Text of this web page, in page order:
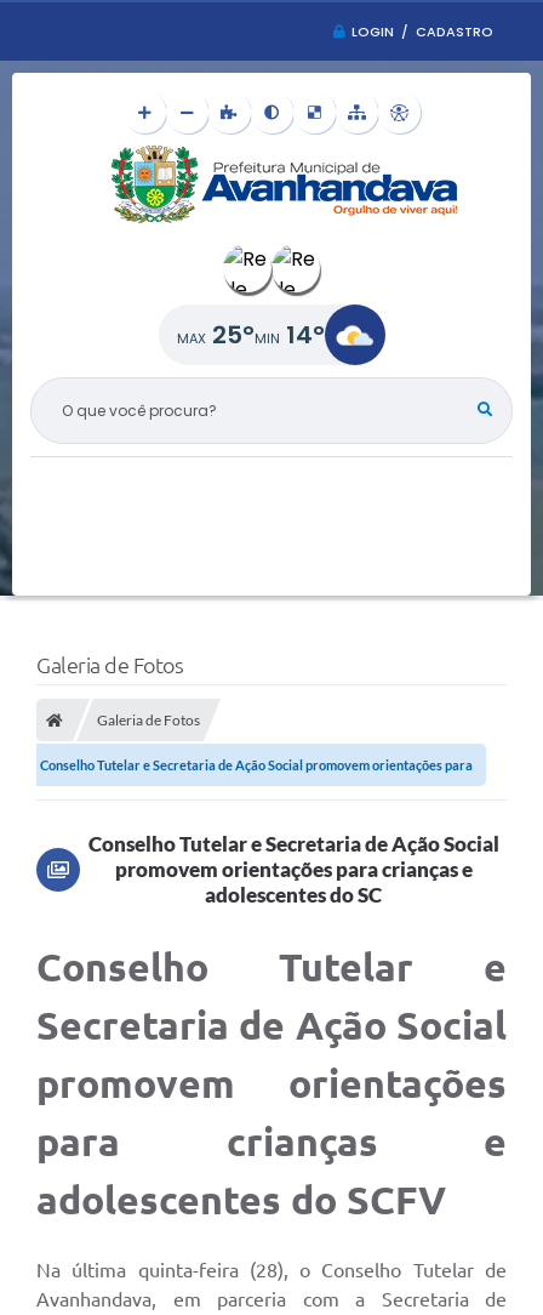
LOGIN / CADASTRO
O QUE VOCÊ PROCURA?
25° 14°
Galeria de Fotos
Galeria de Fotos
Conselho Tutelar e Secretaria de Ação Social promovem orientações para
Conselho Tutelar e Secretaria de Ação Social
promovem orientações para crianças e
adolescentes do SC
Conselho Tutelar e
Secretaria de Ação Social
promovem orientações
para crianças e
adolescentes do SCFV
Na última quinta-feira (28), o Conselho Tutelar de
Avanhandava, em parceria com a Secretaria de